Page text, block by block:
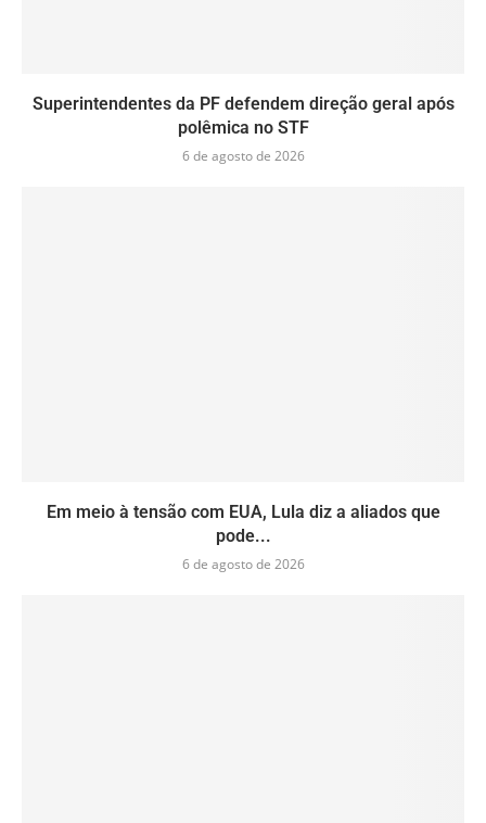
Superintendentes da PF defendem direção geral após
polêmica no STF
6 de agosto de 2026
Em meio à tensão com EUA, Lula diz a aliados que
pode...
6 de agosto de 2026